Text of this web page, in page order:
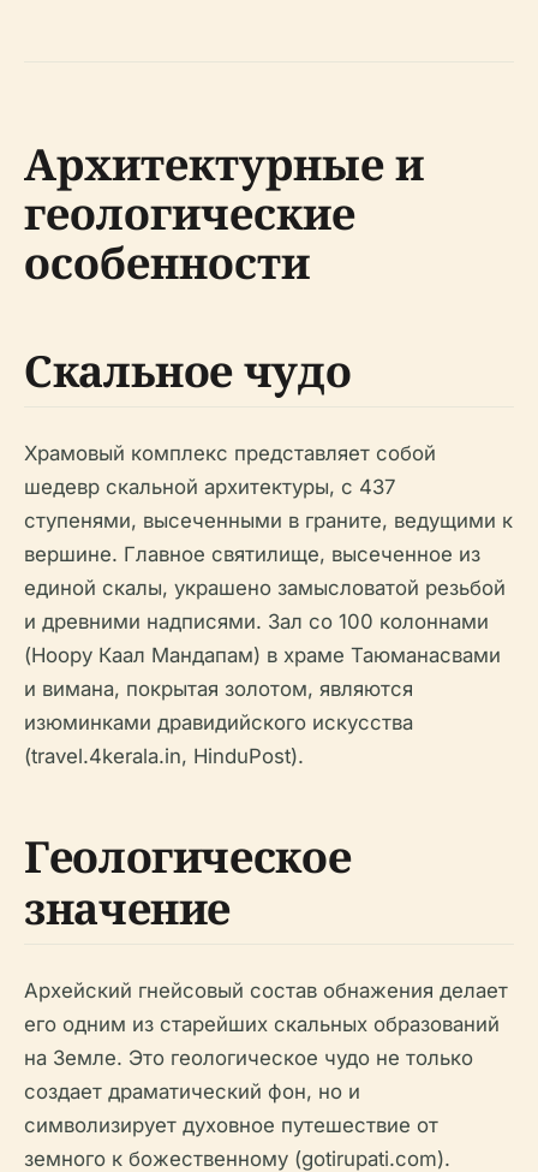
Архитектурные и
геологические
особенности
Скальное чудо
Храмовый комплекс представляет собой
шедевр скальной архитектуры, с 437
ступенями, высеченными в граните, ведущими к
вершине. Главное святилище, высеченное из
единой скалы, украшено замысловатой резьбой
и древними надписями. Зал со 100 колоннами
(Ноору Каал Мандапам) в храме Таюманасвами
и вимана, покрытая золотом, являются
изюминками дравидийского искусства
(travel.4kerala.in, HinduPost).
Геологическое
значение
Архейский гнейсовый состав обнажения делает
его одним из старейших скальных образований
на Земле. Это геологическое чудо не только
создает драматический фон, но и
символизирует духовное путешествие от
земного к божественному (gotirupati.com).